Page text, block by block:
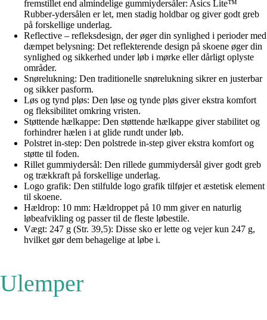
fremstillet end almindelige gummiydersåler: Asics Lite™
Rubber-ydersålen er let, men stadig holdbar og giver godt greb
på forskellige underlag.
Reflective – refleksdesign, der øger din synlighed i perioder med
dæmpet belysning: Det reflekterende design på skoene øger din
synlighed og sikkerhed under løb i mørke eller dårligt oplyste
områder.
Snørelukning: Den traditionelle snørelukning sikrer en justerbar
og sikker pasform.
Løs og tynd pløs: Den løse og tynde pløs giver ekstra komfort
og fleksibilitet omkring vristen.
Støttende hælkappe: Den støttende hælkappe giver stabilitet og
forhindrer hælen i at glide rundt under løb.
Polstret in-step: Den polstrede in-step giver ekstra komfort og
støtte til foden.
Rillet gummiydersål: Den rillede gummiydersål giver godt greb
og trækkraft på forskellige underlag.
Logo grafik: Den stilfulde logo grafik tilføjer et æstetisk element
til skoene.
Hældrop: 10 mm: Hældroppet på 10 mm giver en naturlig
løbeafvikling og passer til de fleste løbestile.
Vægt: 247 g (Str. 39,5): Disse sko er lette og vejer kun 247 g,
hvilket gør dem behagelige at løbe i.
Ulemper